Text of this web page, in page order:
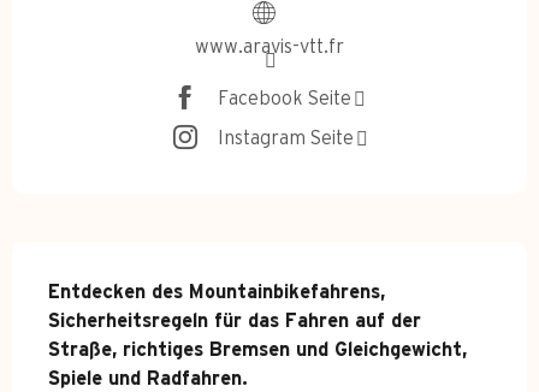
www.aravis-vtt.fr
Facebook Seite
Instagram Seite
Beschreibung
Entdecken des Mountainbikefahrens,
Sicherheitsregeln für das Fahren auf der
Straße, richtiges Bremsen und Gleichgewicht,
Spiele und Radfahren.